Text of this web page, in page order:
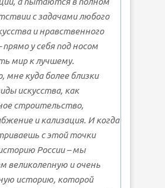
с задачами любого
и нравственного
прямо у себя под носом
мир к лучшему.
мне куда более близки
искусства, как
строительство,
и кализация. И когда
с этой точки
России – мы
великолепную и очень
историю, которой